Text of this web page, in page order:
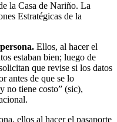
la Casa de Nariño. La
Estratégicas de la
Ellos, al hacer el
estaban bien; luego de
que revise si los datos
antes de que se lo
no tiene costo” (sic),
ellos al hacer el pasaporte